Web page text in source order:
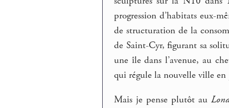
progression d’habitats eux-
de structuration de la
de Saint-Cyr, figurant sa
une île dans l’avenue, au
qui régule la nouvelle ville
Mais je pense plutôt au